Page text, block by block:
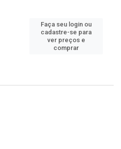
Faça seu login ou
cadastre-se para
ver preços e
comprar